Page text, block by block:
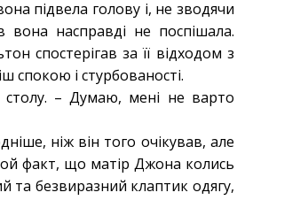
підвела голову і, не зводячи
насправді не поспішала.
спостерігав за її відходом з
спокою і стурбованості.
столу. – Думаю, мені не варто
ніж він того очікував, але
факт, що матір Джона колись
та безвиразний клаптик одягу,